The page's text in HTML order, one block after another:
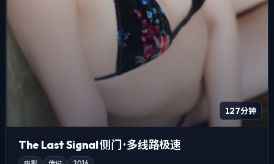
127分钟
The Last Signal 侧门 · 多线路极速